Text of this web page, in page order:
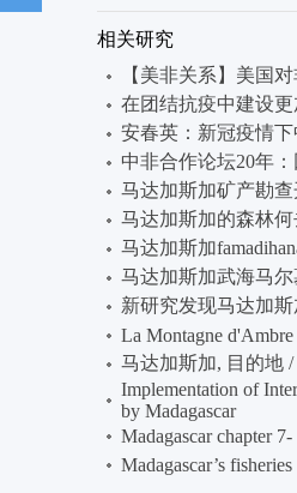
相关研究
【美非关系】美国
在团结抗疫中建设
安春英：新冠疫情
中非合作论坛20年
马达加斯加矿产勘
马达加斯加的森林何
马达加斯加
马达加斯加武海马
新研究发现马达加
La Montagne d'Ambre
马达加斯加, 目的地 /
Implementation of
by Madagascar
Madagascar chapter
Madagascar’s fisheries